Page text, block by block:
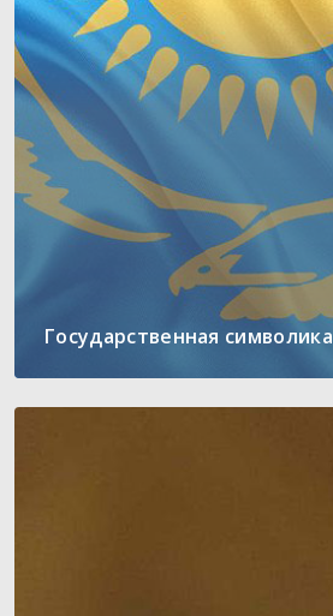
Государственная символика